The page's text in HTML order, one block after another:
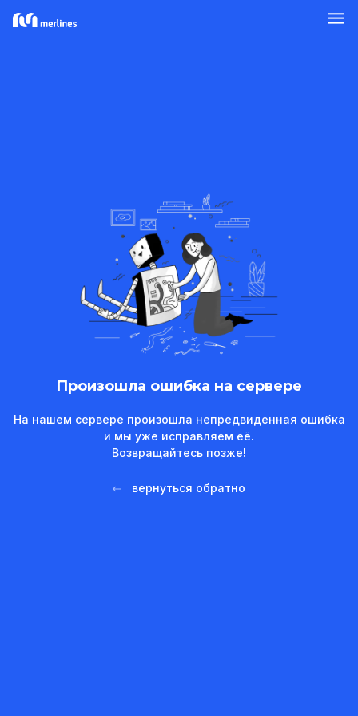
Произошла ошибка на сервере
На нашем сервере произошла непредвиденная ошибка
и мы уже исправляем её.
Возвращайтесь позже!
вернуться обратно